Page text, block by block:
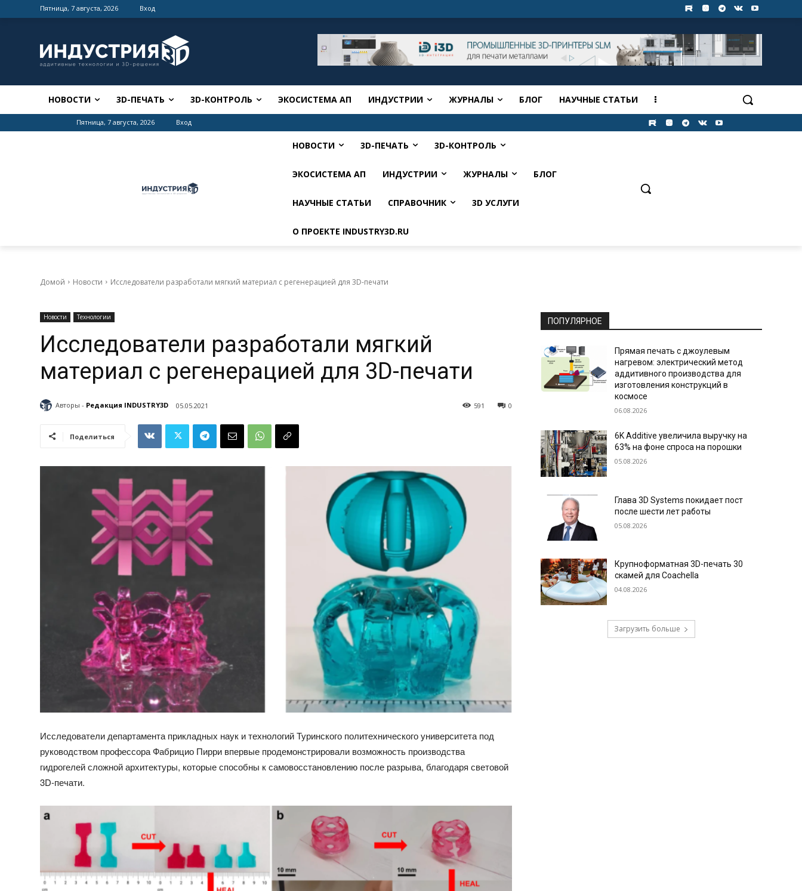
Пятница, 7 августа, 2026 Вход
НОВОСТИ 3D-ПЕЧАТЬ 3D-КОНТРОЛЬ ЭКОСИСТЕМА АП ИНДУСТРИИ ЖУРНАЛЫ БЛОГ НАУЧНЫЕ СТАТЬИ
Пятница, 7 августа, 2026 Вход
НОВОСТИ 3D-ПЕЧАТЬ 3D-КОНТРОЛЬ
ЭКОСИСТЕМА АП ИНДУСТРИИ ЖУРНАЛЫ БЛОГ
НАУЧНЫЕ СТАТЬИ СПРАВОЧНИК 3D УСЛУГИ
О ПРОЕКТЕ INDUSTRY3D.RU
Домой Новости Исследователи разработали мягкий материал с регенерацией для 3D-печати
Новости Технологии
Исследователи разработали мягкий
материал с регенерацией для 3D-печати
Авторы - Редакция INDUSTRY3D 05.05.2021 0
591
Поделиться
Исследователи департамента прикладных наук и технологий Туринского политехнического университета под
руководством профессора Фабрицио Пирри впервые продемонстрировали возможность производства
гидрогелей сложной архитектуры, которые способны к самовосстановлению после разрыва, благодаря световой
3D-печати.
ПОПУЛЯРНОЕ
Прямая печать с джоулевым
нагревом: электрический метод
аддитивного производства для
изготовления конструкций в
космосе
06.08.2026
6K Additive увеличила выручку на
63% на фоне спроса на порошки
05.08.2026
Глава 3D Systems покидает пост
после шести лет работы
05.08.2026
Крупноформатная 3D-печать 30
скамей для Coachella
04.08.2026
Загрузить больше